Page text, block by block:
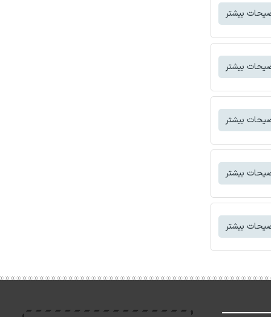
بیشتر
بیشتر
بیشتر
بیشتر
بیشتر